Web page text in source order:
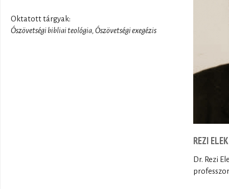
Oktatott tárgyak:
Ószövetségi bibliai teológia, Ószövetségi exegézis
REZI ELEK
Dr. Rezi